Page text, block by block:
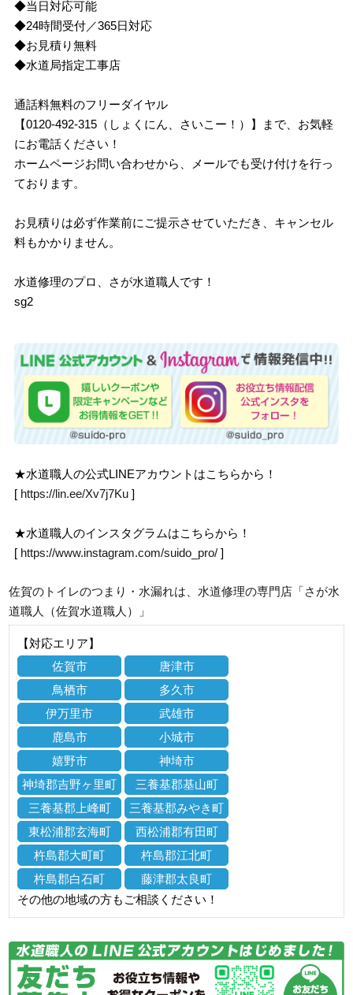
◆当日対応可能
◆24時間受付／365日対応
◆お見積り無料
◆水道局指定工事店
通話料無料のフリーダイヤル
【0120-492-315（しょくにん、さいこー！）】まで、お気軽
にお電話ください！
ホームページお問い合わせから、メールでも受け付けを行っ
ております。
お見積りは必ず作業前にご提示させていただき、キャンセル
料もかかりません。
水道修理のプロ、さが水道職人です！
sg2
★水道職人の公式LINEアカウントはこちらから！
[ https://lin.ee/Xv7j7Ku ]
★水道職人のインスタグラムはこちらから！
[ https://www.instagram.com/suido_pro/ ]
佐賀のトイレのつまり・水漏れは、水道修理の専門店「さが水
道職人（佐賀水道職人）」
【対応エリア】
佐賀市
唐津市
鳥栖市
多久市
伊万里市
武雄市
鹿島市
小城市
嬉野市
神埼市
神埼郡吉野ヶ里町
三養基郡基山町
三養基郡上峰町
三養基郡みやき町
東松浦郡玄海町
西松浦郡有田町
杵島郡大町町
杵島郡江北町
杵島郡白石町
藤津郡太良町
その他の地域の方もご相談ください！